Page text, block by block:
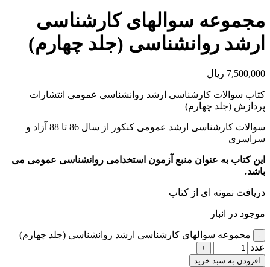
مجموعه سوالهای کارشناسی
ارشد روانشناسی (جلد چهارم)
7,500,000 ریال
کتاب سوالات کارشناسی ارشد روانشناسی عمومی انتشارات
پردازش (جلد چهارم)
سوالات کارشناسی ارشد عمومی کنکور از سال 86 تا 88 آزاد و
سراسری
این کتاب به عنوان منبع آزمون استخدامی روانشناسی عمومی می
باشد.
دریافت نمونه ای از کتاب
موجود در انبار
مجموعه سوالهای کارشناسی ارشد روانشناسی (جلد چهارم)
عدد
افزودن به سبد خرید